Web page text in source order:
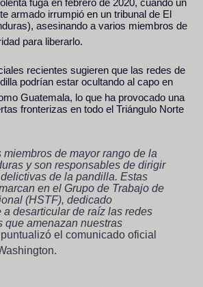
armado irrumpió en un tribunal de El
asesinando a varios miembros de
para liberarlo.
recientes sugieren que las redes de
podrían estar ocultando al capo en
Guatemala, lo que ha provocado una
fronterizas en todo el Triángulo Norte
miembros de mayor rango de la
y son responsables de dirigir
de la pandilla. Estas
en el Grupo de Trabajo de
(HSTF), dedicado
a desarticular de raíz las redes
que amenazan nuestras
puntualizó el comunicado oficial